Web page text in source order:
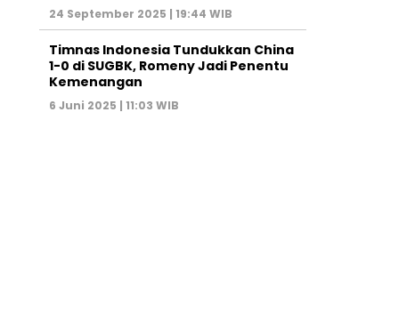
24 September 2025 | 19:44 WIB
Timnas Indonesia Tundukkan China
1-0 di SUGBK, Romeny Jadi Penentu
Kemenangan
6 Juni 2025 | 11:03 WIB